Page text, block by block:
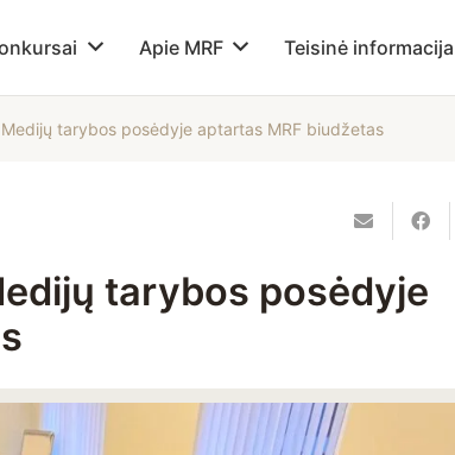
Apie MRF Teisinė informacija
tarybos posėdyje aptartas MRF biudžetas
tarybos posėdyje